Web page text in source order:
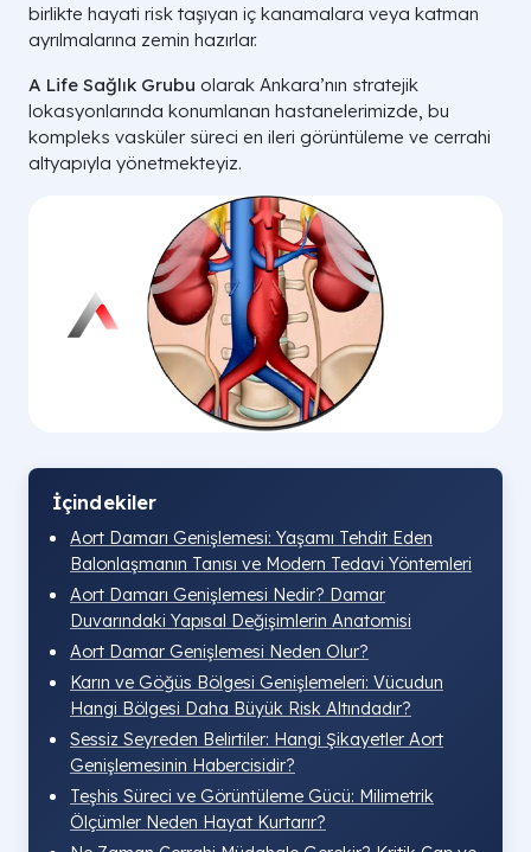
birlikte hayati risk taşıyan iç kanamalara veya katman
ayrılmalarına zemin hazırlar.
A Life Sağlık Grubu olarak Ankara’nın stratejik
lokasyonlarında konumlanan hastanelerimizde, bu
kompleks vasküler süreci en ileri görüntüleme ve cerrahi
altyapıyla yönetmekteyiz.
İçindekiler
Aort Damarı Genişlemesi: Yaşamı Tehdit Eden
Balonlaşmanın Tanısı ve Modern Tedavi Yöntemleri
Aort Damarı Genişlemesi Nedir? Damar
Duvarındaki Yapısal Değişimlerin Anatomisi
Aort Damar Genişlemesi Neden Olur?
Karın ve Göğüs Bölgesi Genişlemeleri: Vücudun
Hangi Bölgesi Daha Büyük Risk Altındadır?
Sessiz Seyreden Belirtiler: Hangi Şikayetler Aort
Genişlemesinin Habercisidir?
Teşhis Süreci ve Görüntüleme Gücü: Milimetrik
Ölçümler Neden Hayat Kurtarır?